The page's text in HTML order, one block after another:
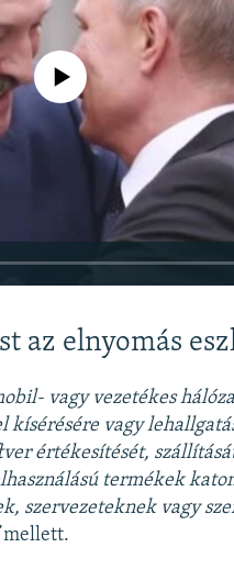
360p
1080p
nincs elérhető tartalom
az elnyomás
vagy vezetékes
vagy
értékesítését,
termékek
szervezeteknek vagy
mellett.